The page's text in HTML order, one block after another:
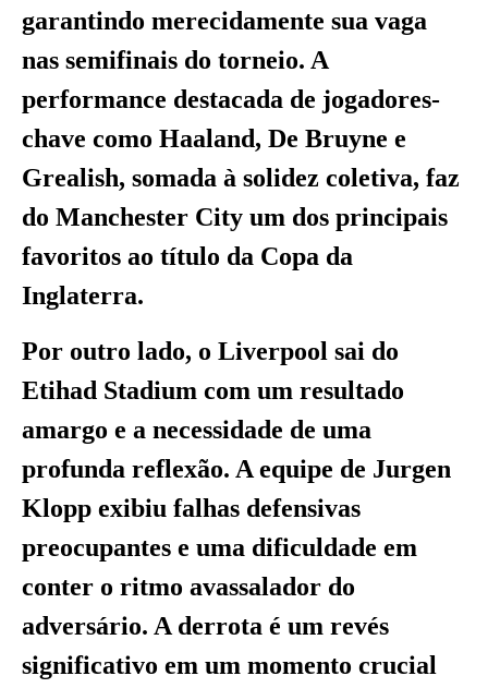
garantindo merecidamente sua vaga
nas semifinais do torneio. A
performance destacada de jogadores-
chave como Haaland, De Bruyne e
Grealish, somada à solidez coletiva, faz
do Manchester City um dos principais
favoritos ao título da Copa da
Inglaterra.
Por outro lado, o Liverpool sai do
Etihad Stadium com um resultado
amargo e a necessidade de uma
profunda reflexão. A equipe de Jurgen
Klopp exibiu falhas defensivas
preocupantes e uma dificuldade em
conter o ritmo avassalador do
adversário. A derrota é um revés
significativo em um momento crucial